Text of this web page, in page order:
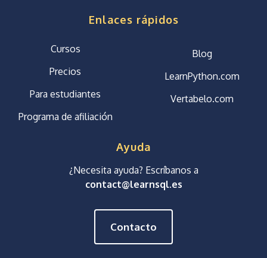
Enlaces rápidos
Cursos
Precios
Para estudiantes
Programa de afiliación
Blog
LearnPython.com
Vertabelo.com
Ayuda
¿Necesita ayuda? Escríbanos a
contact@learnsql.es
Contacto